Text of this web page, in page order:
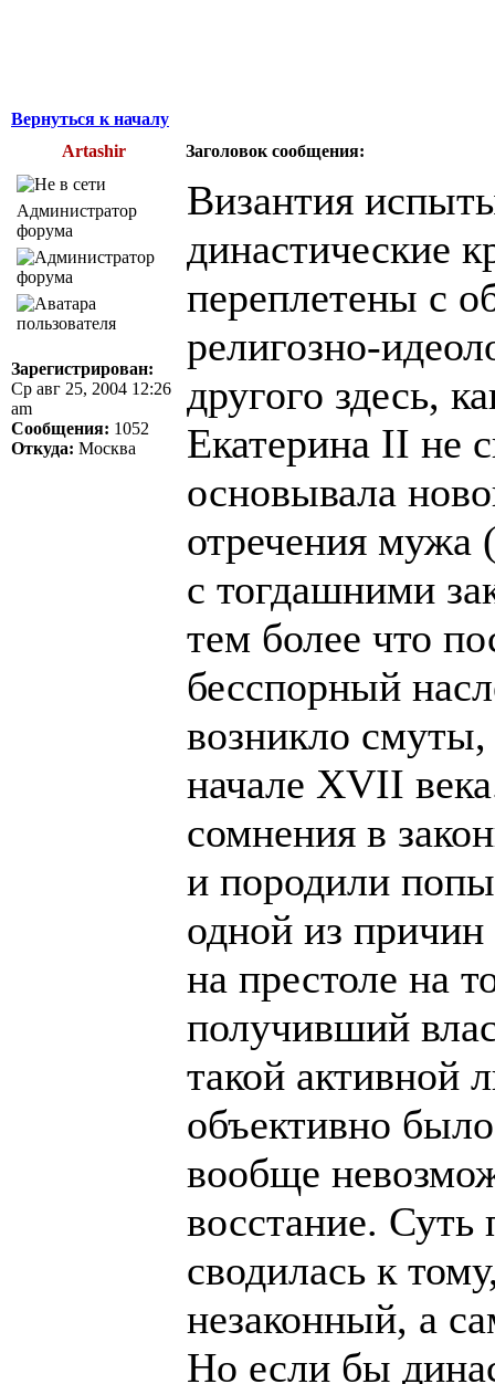
Вернуться к началу
Artashir
Заголовок сообщения:
Администратор
форума
Зарегистрирован:
Ср авг 25, 2004 12:26
am
Сообщения: 1052
Откуда: Москва
Византия
династические
переплетены с
религозно-
другого здесь,
Екатерина II не
основывала
отречения мужа
с тогдашними
тем более что
бесспорный
возникло
начале XVII
сомнения в
и породили
одной из
на престоле на
получивший
такой активной
объективно
вообще
восстание. Суть
сводилась к
незаконный, а
Но если бы